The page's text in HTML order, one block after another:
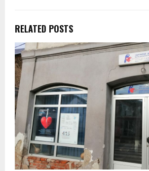
RELATED POSTS